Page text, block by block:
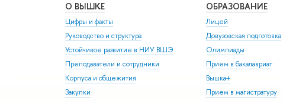
О ВЫШКЕ
Цифры и факты
Руководство и структура
Устойчивое развитие в НИУ ВШЭ
Преподаватели и сотрудники
Корпуса и общежития
Закупки
ОБРАЗОВАНИЕ
Лицей
Довузовская подготовка
Олимпиады
Прием в бакалавриат
Вышка+
Прием в магистратуру